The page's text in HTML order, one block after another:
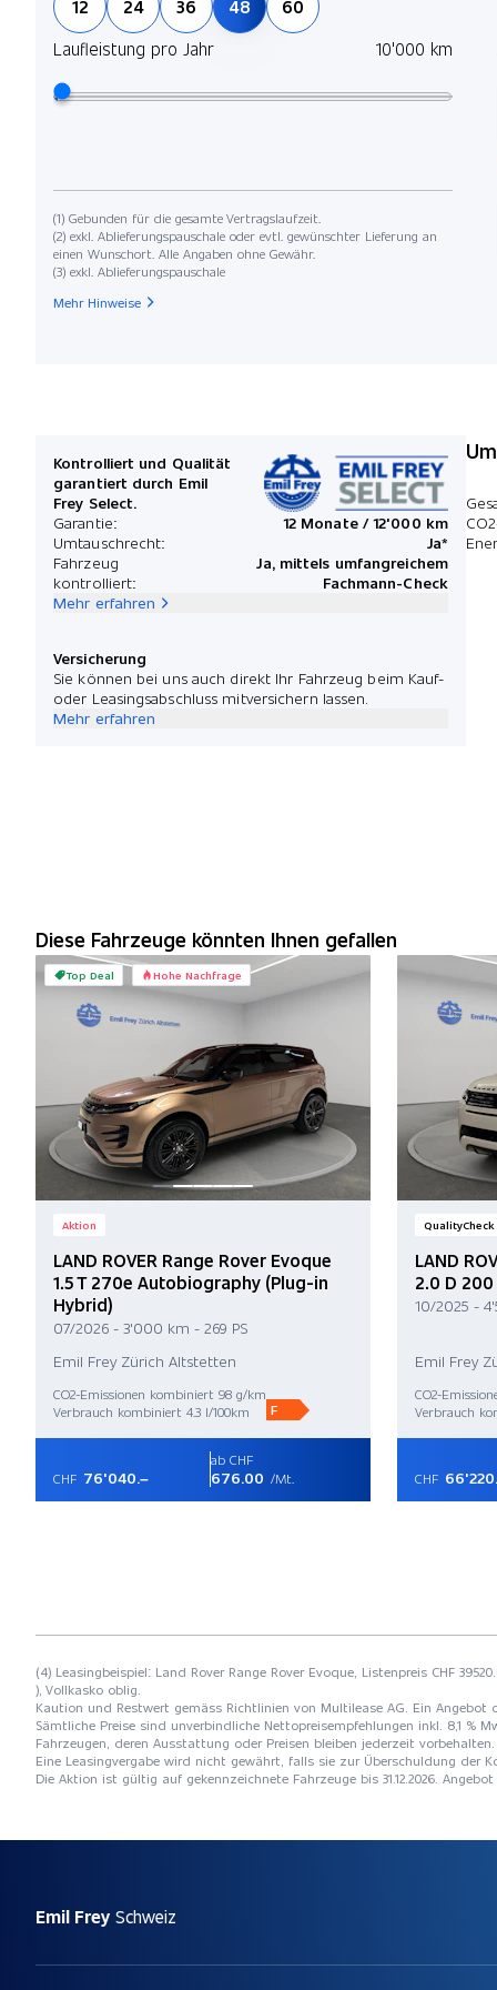
12 24 36 48
60
Laufleistung pro Jahr
10'000 km
(1) Gebunden für die gesamte Vertragslaufzeit.
(2) exkl. Ablieferungspauschale oder evtl. gewünschter Lieferung an
einen Wunschort. Alle Angaben ohne Gewähr.
(3) exkl. Ablieferungspauschale
Mehr Hinweise
Kontrolliert und Qualität
garantiert durch Emil
Frey Select.
Garantie:
12 Monate / 12'000 km
Umtauschrecht:
Ja*
Fahrzeug
kontrolliert:
Ja, mittels umfangreichem
Fachmann-Check
Mehr erfahren
Versicherung
Sie können bei uns auch direkt Ihr Fahrzeug beim Kauf-
oder Leasingsabschluss mitversichern lassen.
Mehr erfahren
Diese Fahrzeuge könnten Ihnen gefallen
Top Deal Hohe Nachfrage
Aktion
LAND ROVER Range Rover Evoque
1.5 T 270e Autobiography (Plug-in
Hybrid)
07/2026 - 3'000 km - 269 PS
Emil Frey Zürich Altstetten
CO2-Emissionen kombiniert 98 g/km
Verbrauch kombiniert 4.3 l/100km
F
CHF 76'040.–
ab CHF
676.00 /Mt.
QualityCheck
LAND
2.0 D
10/2025 -
Emil Frey
CO2-
Verbrauch
CHF
(4) Leasingbeispiel: Land Rover Range Rover Evoque, Listenpreis CHF
), Vollkasko oblig.
Kaution und Restwert gemäss Richtlinien von Multilease AG. Ein Angebot
Sämtliche Preise sind unverbindliche Nettopreisempfehlungen inkl. 8,1
Fahrzeugen, deren Ausstattung oder Preisen bleiben jederzeit
Eine Leasingvergabe wird nicht gewährt, falls sie zur Überschuldung der
Die Aktion ist gültig auf gekennzeichnete Fahrzeuge bis 31.12.2026.
Emil Frey Schweiz